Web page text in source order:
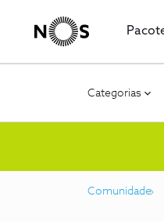
Categorias
Comunidade